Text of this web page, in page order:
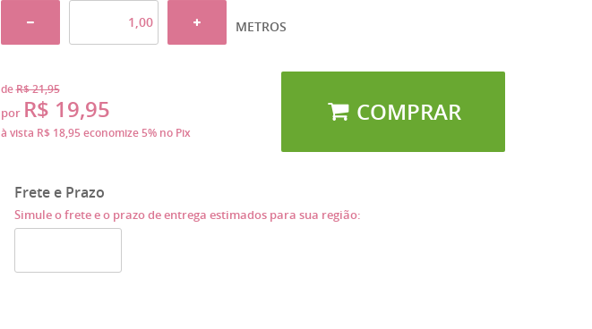
METROS
deR$ 21,95
por R$ 19,95
à vista R$ 18,95economize5% no Pix
COMPRAR
Frete e Prazo
Simule o frete e o prazo de entrega estimados para sua região: